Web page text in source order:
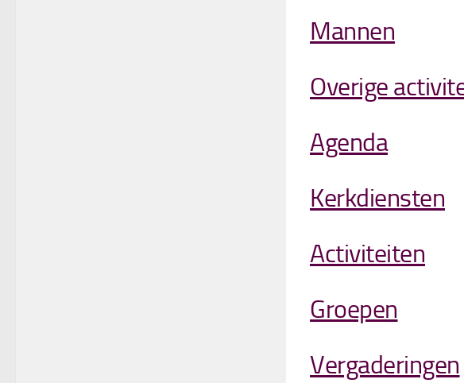
Mannen
Overige
Agenda
Kerkdiensten
Activiteiten
Groepen
Vergaderingen